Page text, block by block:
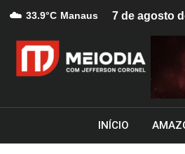
☁️ 33.9°C Manaus 7 de agosto
INÍCIO